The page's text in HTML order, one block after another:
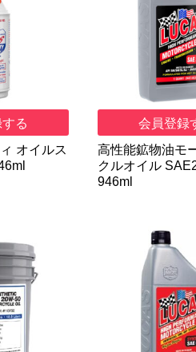
る
オイルス
会員登録
高性能鉱物油モ
クルオイル
946ml